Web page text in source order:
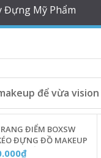
Đựng Mỹ Phẩm
để vừa vision
ĐIỂM BOXSW
ĐỰNG ĐỒ MAKEUP
NGHIỆP CÓ KHÓA